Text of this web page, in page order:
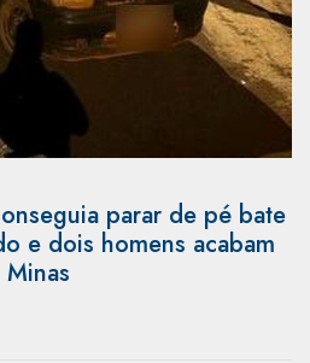
parar de pé bate
e dois homens acabam